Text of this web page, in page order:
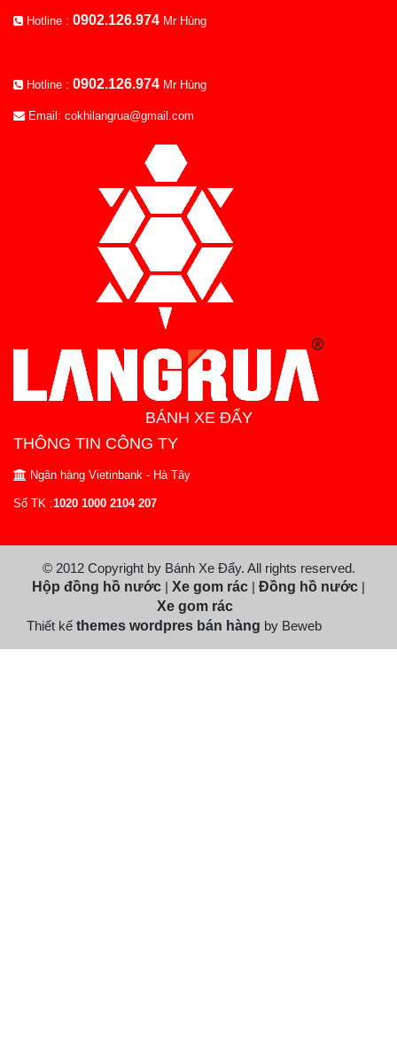
Hotline : 0902.126.974 Mr Hùng
Hotline : 0902.126.974 Mr Hùng
Email: cokhilangrua@gmail.com
BÁNH XE ĐẨY
THÔNG TIN CÔNG TY
Ngân hàng Vietinbank - Hà Tây
Số TK :1020 1000 2104 207
© 2012 Copyright by Bánh Xe Đẩy. All rights reserved.
Hộp đồng hồ nước | Xe gom rác | Đồng hồ nước |
Xe gom rác
Thiết kế themes wordpres bán hàng by Beweb